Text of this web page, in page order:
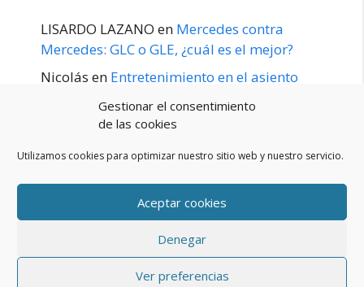
Gestionar el consentimiento
de las cookies
Utilizamos cookies para optimizar nuestro sitio web y nuestro servicio.
Aceptar cookies
Denegar
Ver preferencias
LISARDO LAZANO en Mercedes contra
Mercedes: GLC o GLE, ¿cuál es el mejor?
Nicolás en Entretenimiento en el asiento
principios de 2020
POLÍTICA DE PRIVACIDAD
Política de cookies (UE)
© 2026 Blog De Mercedes-Benz En Español